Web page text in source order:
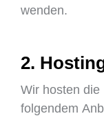
wenden.
2.
Wir hosten die
folgendem